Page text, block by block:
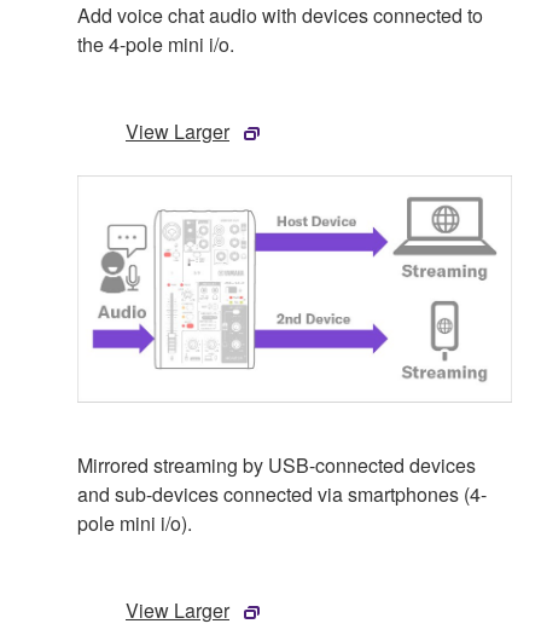
Add voice chat audio with devices connected to
the 4-pole mini i/o.
View Larger
Mirrored streaming by USB-connected devices
and sub-devices connected via smartphones (4-
pole mini i/o).
View Larger